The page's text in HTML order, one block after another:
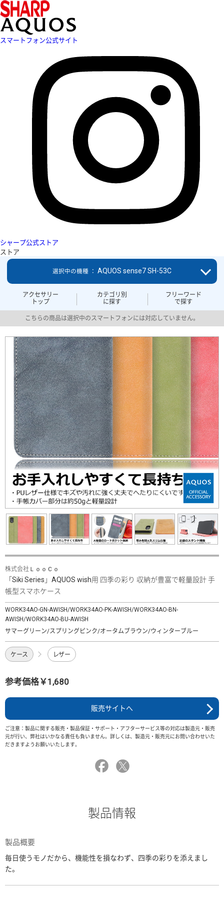
スマートフォン公式サイト
シャープ公式ストア
ストア
アクセサリー
トップ
カテゴリ別
に探す
フリーワード
で探す
選択中の機種 ： AQUOS sense7 SH-53C
こちらの商品は選択中のスマートフォンには対応していません。
株式会社ＬｏｏＣｏ
「Siki Series」AQUOS wish用 四季の彩り 収納が豊富で軽量設計 手
帳型スマホケース
WORK34AO-GN-AWISH/WORK34AO-PK-AWISH/WORK34AO-BN-
AWISH/WORK34AO-BU-AWISH
サマーグリーン/スプリングピンク/オータムブラウン/ウィンターブルー
ケース レザー
参考価格￥1,680
販売サイトへ
ご注意：製品に関する販売・製品保証・サポート・アフターサービス等の対応は製造元・販売
元が行い、弊社はいかなる責任も負いません。詳しくは、製造元・販売元にお問い合わせいた
だきますようお願いいたします。
製品情報
製品概要
毎日使うモノだから、機能性を損なわず、四季の彩りを添えまし
た。